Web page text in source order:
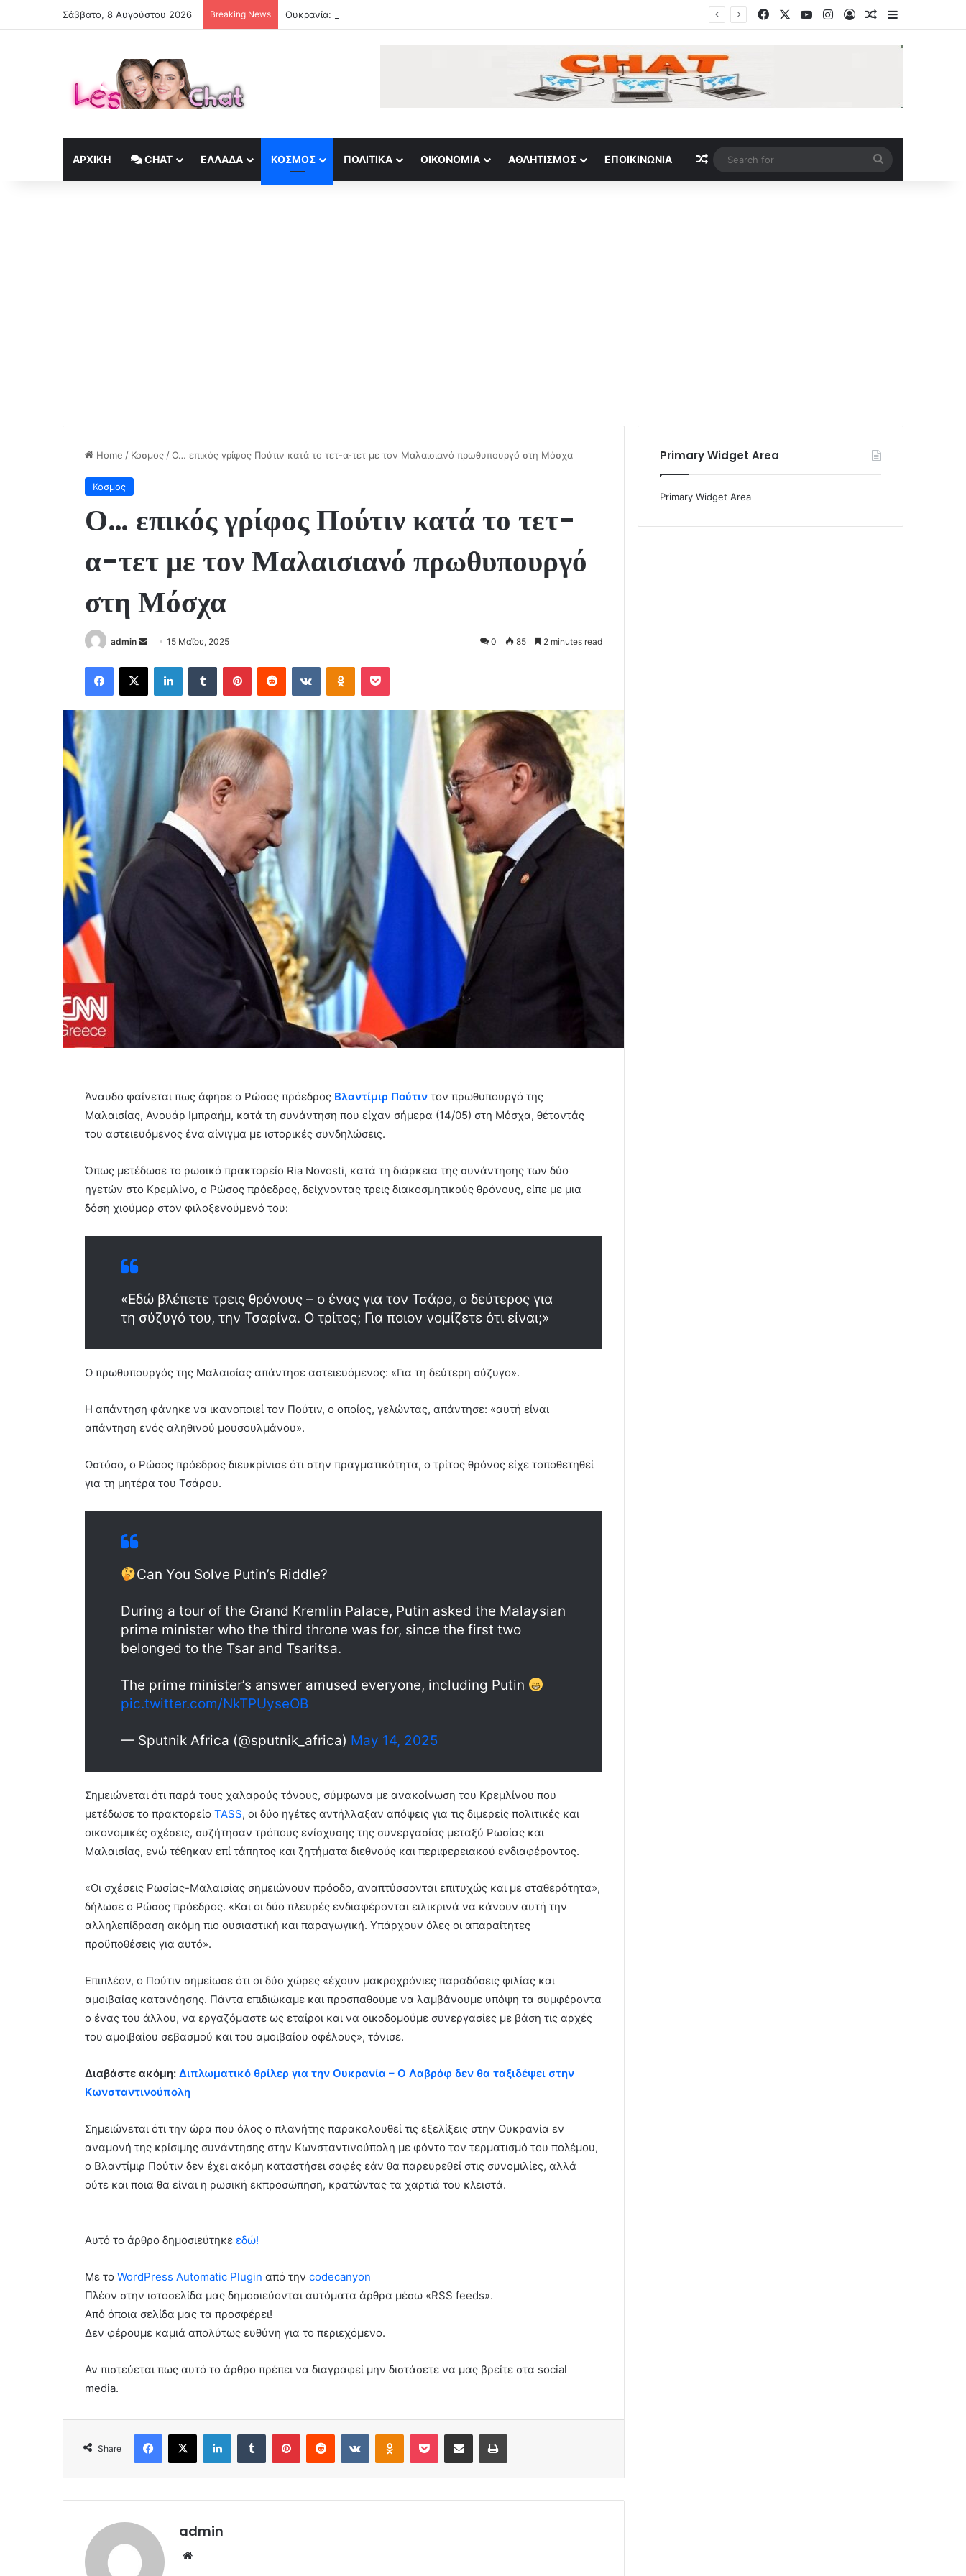
Σάββατο, 8 Αυγούστου 2026 Breaking News FacebookYouTubeInstagram
Log InRandom Article
Sidebar
ΑΡΧΙΚΉ CHAT ΕΛΛΆΔΑ ΚΟΣΜΟΣ ΠΟΛΙΤΙΚΆ ΟΙΚΟΝΟΜΊΑ ΑΘΛΗΤΙΣΜΌΣ ΕΠΟΙΚΙΝΩΝΊΑ Random Article
for
Home / Κοσμος /Ο… επικός γρίφος Πούτιν κατά το τετ-α-τετ με τον Μαλαισιανό πρωθυπουργό στη Μόσχα
Κοσμος
Ο… επικός γρίφος Πούτιν κατά το τετ-
α-τετ με τον Μαλαισιανό πρωθυπουργό
στη Μόσχα
admin
Send
email
15 Μαΐου, 2025 0 85 2 minutes read
Facebook
X LinkedInTumblr PinterestReddit VKontakteOdnoklassniki
Pocket
Άναυδο φαίνεται πως άφησε ο Ρώσος πρόεδρος Βλαντίμιρ Πούτιν τον πρωθυπουργό της
Μαλαισίας, Ανουάρ Ιμπραήμ, κατά τη συνάντηση που είχαν σήμερα (14/05) στη Μόσχα, θέτοντάς
του αστειευόμενος ένα αίνιγμα με ιστορικές συνδηλώσεις.
Όπως μετέδωσε το ρωσικό πρακτορείο Ria Novosti, κατά τη διάρκεια της συνάντησης των δύο
ηγετών στο Κρεμλίνο, ο Ρώσος πρόεδρος, δείχνοντας τρεις διακοσμητικούς θρόνους, είπε με μια
δόση χιούμορ στον φιλοξενούμενό του:
«Εδώ βλέπετε τρεις θρόνους – ο ένας για τον Τσάρο, ο δεύτερος για
τη σύζυγό του, την Τσαρίνα. Ο τρίτος; Για ποιον νομίζετε ότι είναι;»
Ο πρωθυπουργός της Μαλαισίας απάντησε αστειευόμενος: «Για τη δεύτερη σύζυγο».
Η απάντηση φάνηκε να ικανοποιεί τον Πούτιν, ο οποίος, γελώντας, απάντησε: «αυτή είναι
απάντηση ενός αληθινού μουσουλμάνου».
Ωστόσο, ο Ρώσος πρόεδρος διευκρίνισε ότι στην πραγματικότητα, ο τρίτος θρόνος είχε τοποθετηθεί
για τη μητέρα του Τσάρου.
Can You Solve Putin’s Riddle?
During a tour of the Grand Kremlin Palace, Putin asked the Malaysian
prime minister who the third throne was for, since the first two
belonged to the Tsar and Tsaritsa.
The prime minister’s answer amused everyone, including Putin
pic.twitter.com/NkTPUyseOB
— Sputnik Africa (@sputnik_africa) May 14, 2025
Σημειώνεται ότι παρά τους χαλαρούς τόνους, σύμφωνα με ανακοίνωση του Κρεμλίνου που
μετέδωσε το πρακτορείο TASS, οι δύο ηγέτες αντήλλαξαν απόψεις για τις διμερείς πολιτικές και
οικονομικές σχέσεις, συζήτησαν τρόπους ενίσχυσης της συνεργασίας μεταξύ Ρωσίας και
Μαλαισίας, ενώ τέθηκαν επί τάπητος και ζητήματα διεθνούς και περιφερειακού ενδιαφέροντος.
«Οι σχέσεις Ρωσίας-Μαλαισίας σημειώνουν πρόοδο, αναπτύσσονται επιτυχώς και με σταθερότητα»,
δήλωσε ο Ρώσος πρόεδρος. «Και οι δύο πλευρές ενδιαφέρονται ειλικρινά να κάνουν αυτή την
αλληλεπίδραση ακόμη πιο ουσιαστική και παραγωγική. Υπάρχουν όλες οι απαραίτητες
προϋποθέσεις για αυτό».
Επιπλέον, ο Πούτιν σημείωσε ότι οι δύο χώρες «έχουν μακροχρόνιες παραδόσεις φιλίας και
αμοιβαίας κατανόησης. Πάντα επιδιώκαμε και προσπαθούμε να λαμβάνουμε υπόψη τα συμφέροντα
ο ένας του άλλου, να εργαζόμαστε ως εταίροι και να οικοδομούμε συνεργασίες με βάση τις αρχές
του αμοιβαίου σεβασμού και του αμοιβαίου οφέλους», τόνισε.
Διαβάστε ακόμη: Διπλωματικό θρίλερ για την Ουκρανία – Ο Λαβρόφ δεν θα ταξιδέψει στην
Κωνσταντινούπολη
Σημειώνεται ότι την ώρα που όλος ο πλανήτης παρακολουθεί τις εξελίξεις στην Ουκρανία εν
αναμονή της κρίσιμης συνάντησης στην Κωνσταντινούπολη με φόντο τον τερματισμό του πολέμου,
ο Βλαντίμιρ Πούτιν δεν έχει ακόμη καταστήσει σαφές εάν θα παρευρεθεί στις συνομιλίες, αλλά
ούτε και ποια θα είναι η ρωσική εκπροσώπηση, κρατώντας τα χαρτιά του κλειστά.
Αυτό το άρθρο δημοσιεύτηκε εδώ!
Με το WordPress Automatic Plugin από την codecanyon
Πλέον στην ιστοσελίδα μας δημοσιεύονται αυτόματα άρθρα μέσω «RSS feeds».
Από όποια σελίδα μας τα προσφέρει!
Δεν φέρουμε καμιά απολύτως ευθύνη για το περιεχόμενο.
Αν πιστεύεται πως αυτό το άρθρο πρέπει να διαγραφεί μην διστάσετε να μας βρείτε στα social
media.
Share
Facebook
X LinkedInTumblr PinterestReddit VKontakteOdnoklassniki
Pocket Share via Email Print
admin
Primary Widget Area
Primary Widget Area